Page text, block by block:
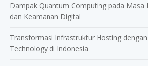
Dampak Quantum Computing pada Masa
dan Keamanan Digital
Transformasi Infrastruktur Hosting dengan
Technology di Indonesia